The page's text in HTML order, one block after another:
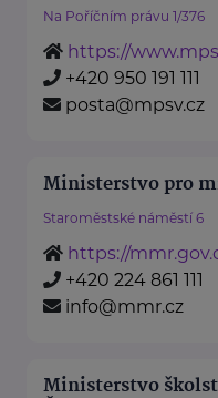
Na Poříčním právu 1/376
https://
+420 950 191 111
posta@mpsv.cz
Ministerstvo pro
Staroměstské náměstí 6
https://
+420 224 861 111
info@mmr.cz
Ministerstvo